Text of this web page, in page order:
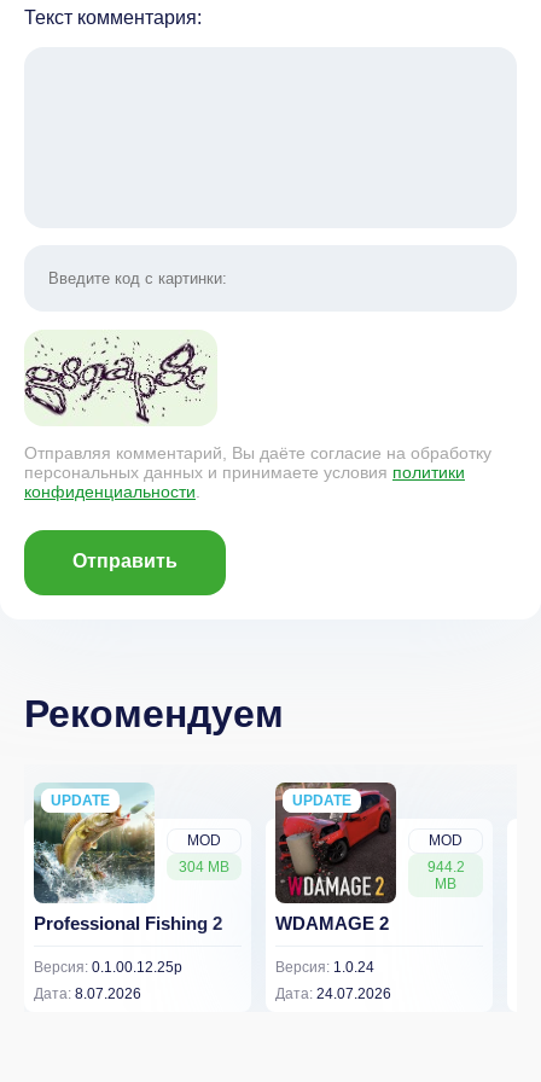
Текст комментария:
Отправляя комментарий, Вы даёте согласие на обработку
персональных данных и принимаете условия политики
конфиденциальности.
Отправить
Рекомендуем
MOD
304 MB
UPDATE
NEW
Professional Fishing 2
Версия: 0.1.00.12.25p
Дата: 8.07.2026
MOD
944.2
MB
UPDATE
NEW
WDAMAGE 2
Версия: 1.0.24
Дата: 24.07.2026